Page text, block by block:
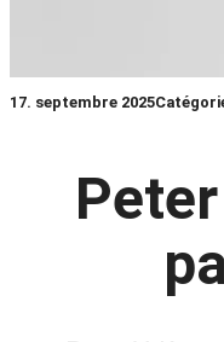
17. septembre 2025